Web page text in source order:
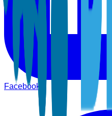
Facebook